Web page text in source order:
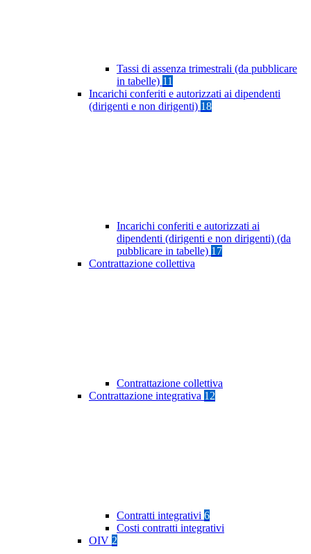
Tassi di assenza trimestrali (da pubblicare
in tabelle) 11
Incarichi conferiti e autorizzati ai dipendenti
(dirigenti e non dirigenti) 18
Incarichi conferiti e autorizzati ai
dipendenti (dirigenti e non dirigenti) (da
pubblicare in tabelle) 17
Contrattazione collettiva
Contrattazione collettiva
Contrattazione integrativa 12
Contratti integrativi 6
Costi contratti integrativi
OIV 2